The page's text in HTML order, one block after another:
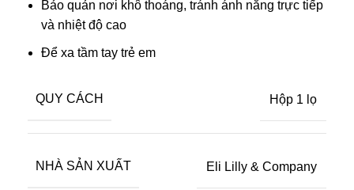
Bảo quản nơi khô thoáng, tránh ánh nắng trực tiếp
và nhiệt độ cao
Để xa tầm tay trẻ em
QUY CÁCH Hộp 1 lọ
NHÀ SẢN XUẤT Eli Lilly & Company